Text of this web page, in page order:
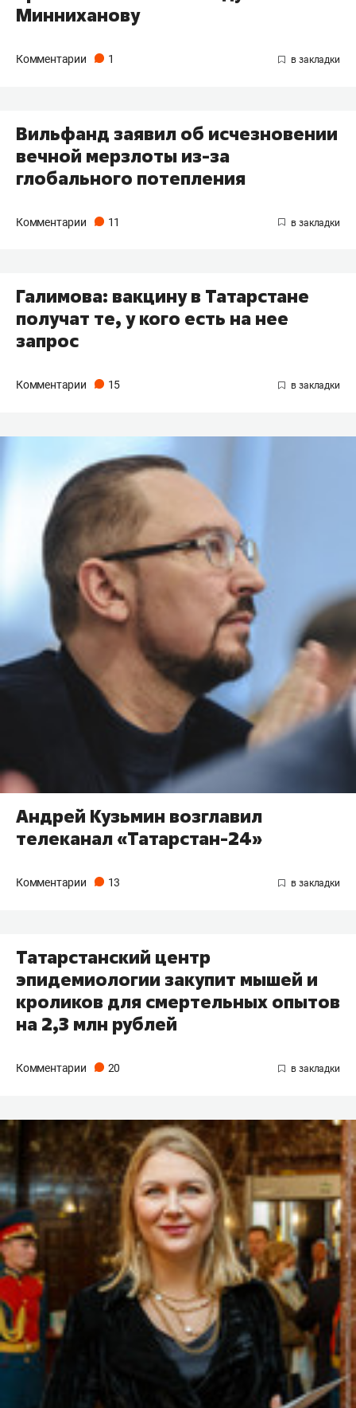
Минниханову
Комментарии 1
Вильфанд заявил об исчезновении
вечной мерзлоты из-за
глобального потепления
Комментарии 11
Галимова: вакцину в Татарстане
получат те, у кого есть на нее
запрос
Комментарии 15
Андрей Кузьмин возглавил
телеканал «Татарстан-24»
Комментарии 13
Татарстанский центр
эпидемиологии закупит мышей и
кроликов для смертельных опытов
на 2,3 млн рублей
Комментарии 20